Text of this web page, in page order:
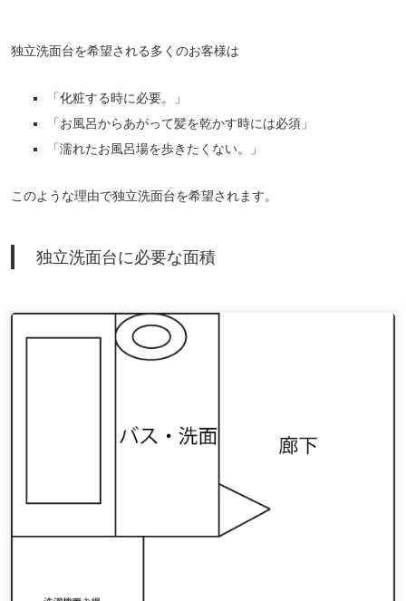
独立洗面台を希望される多くのお客様は
「化粧する時に必要。」
「お風呂からあがって髪を乾かす時には必須」
「濡れたお風呂場を歩きたくない。」
このような理由で独立洗面台を希望されます。
独立洗面台に必要な面積